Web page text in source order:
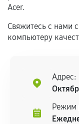
Установка
центром.
продавца. За
сервисный
Acer.
Свяжитесь с нами
компьютеру
Адрес:
Режим